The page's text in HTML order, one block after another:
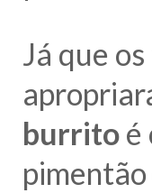
Já que
burritoé